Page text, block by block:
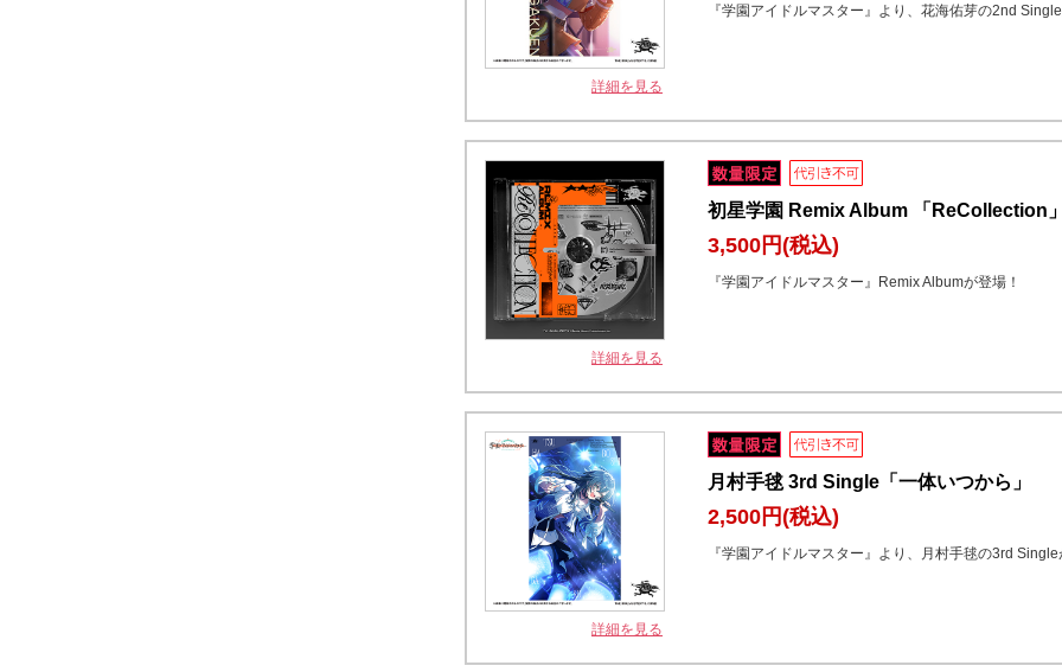
詳細を見る
『学園アイドルマスター』より、花海佑芽の2nd Single
詳細を見る
初星学園 Remix Album 「ReCollection
3,500円(税込)
『学園アイドルマスター』Remix Albumが登場！
詳細を見る
月村手毬 3rd Single「一体いつから」
2,500円(税込)
『学園アイドルマスター』より、月村手毬の3rd Single